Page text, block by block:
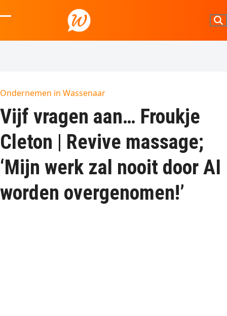
to
mobile
mobile
Ondernemen in Wassenaar
Vijf vragen aan… Froukje
Cleton | Revive massage;
‘Mijn werk zal nooit door AI
worden overgenomen!’